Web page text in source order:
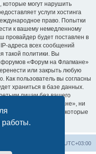
работы.
могут нарушить
услуги хостинга
право. Попытки
к вашему немедленному
провайдер будет поставлен в
адреса всех сообщений
такой политики. Вы
«Форум на Флагмане»
или закрыть любую
Как пользователь вы согласны
храниться в базе данных.
лицам без вашего
«Форум на Флагмане», ни
за действия хакеров, которые
к ней.
UTC+03:00